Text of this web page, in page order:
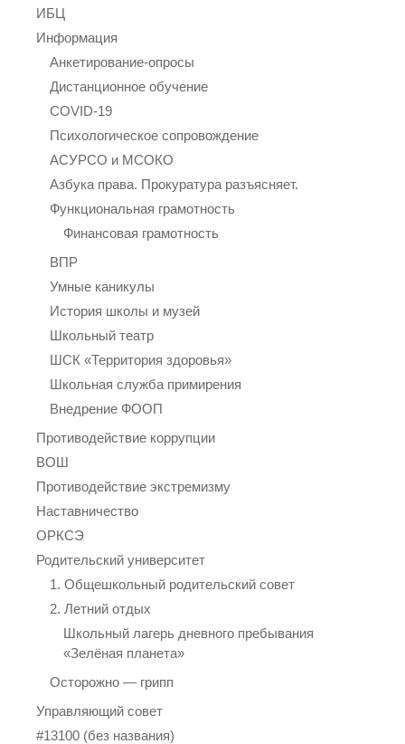
ИБЦ
Информация
Анкетирование-опросы
Дистанционное обучение
COVID-19
Психологическое сопровождение
АСУРСО и МСОКО
Азбука права. Прокуратура разъясняет.
Функциональная грамотность
Финансовая грамотность
ВПР
Умные каникулы
История школы и музей
Школьный театр
ШСК «Территория здоровья»
Школьная служба примирения
Внедрение ФООП
Противодействие коррупции
ВОШ
Противодействие экстремизму
Наставничество
ОРКСЭ
Родительский университет
1. Общешкольный родительский совет
2. Летний отдых
Школьный лагерь дневного пребывания
«Зелёная планета»
Осторожно — грипп
Управляющий совет
#13100 (без названия)